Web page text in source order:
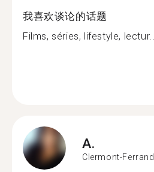
我喜欢谈论的话题
Films, séries, lifestyle, lectur...
A.
Clermont-Ferrand